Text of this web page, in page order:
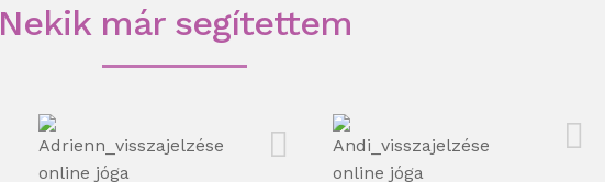
Nekik már segítettem